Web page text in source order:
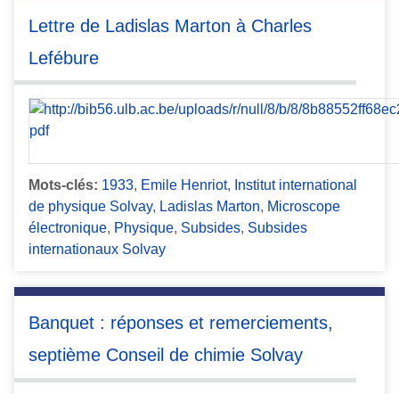
Lettre de Ladislas Marton à Charles
Lefébure
Mots-clés: 1933, Emile Henriot, Institut international
de physique Solvay, Ladislas Marton, Microscope
électronique, Physique, Subsides, Subsides
internationaux Solvay
Banquet : réponses et remerciements,
septième Conseil de chimie Solvay